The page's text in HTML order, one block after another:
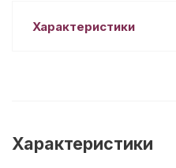
Характеристики
Характеристики